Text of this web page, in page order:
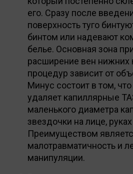
его. Сразу после
поверхность туго
бинтом или надевают
белье. Основная зона
расширение вен нижних
процедур зависит от
Минус состоит в том,
удаляет капиллярные
маленького диаметра
звездочки на лице,
Преимуществом
малотравматичность и
манипуляции.